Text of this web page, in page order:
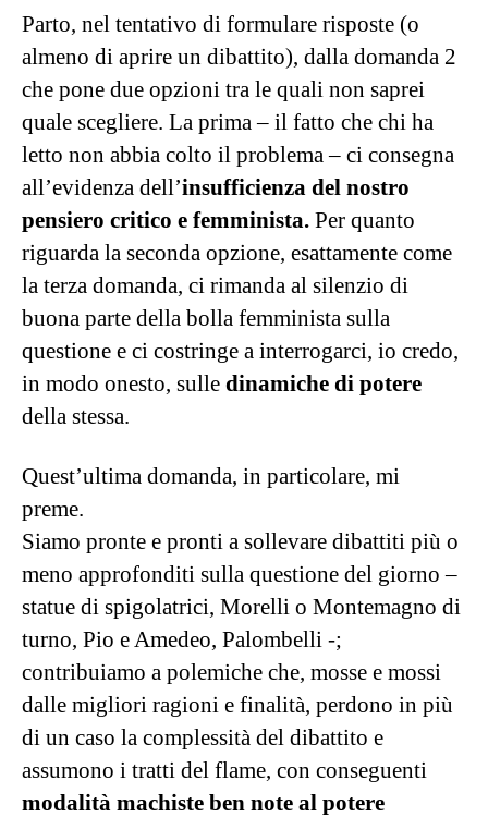
Parto, nel tentativo di formulare risposte (o
almeno di aprire un dibattito), dalla domanda 2
che pone due opzioni tra le quali non saprei
quale scegliere. La prima – il fatto che chi ha
letto non abbia colto il problema – ci consegna
all’evidenza dell’insufficienza del nostro
pensiero critico e femminista. Per quanto
riguarda la seconda opzione, esattamente come
la terza domanda, ci rimanda al silenzio di
buona parte della bolla femminista sulla
questione e ci costringe a interrogarci, io credo,
in modo onesto, sulle dinamiche di potere
della stessa.
Quest’ultima domanda, in particolare, mi
preme.
Siamo pronte e pronti a sollevare dibattiti più o
meno approfonditi sulla questione del giorno –
statue di spigolatrici, Morelli o Montemagno di
turno, Pio e Amedeo, Palombelli -;
contribuiamo a polemiche che, mosse e mossi
dalle migliori ragioni e finalità, perdono in più
di un caso la complessità del dibattito e
assumono i tratti del flame, con conseguenti
modalità machiste ben note al potere